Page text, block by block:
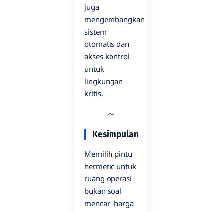
juga
mengembangkan
sistem
otomatis dan
akses kontrol
untuk
lingkungan
kritis.
Kesimpulan
Memilih pintu
hermetic untuk
ruang operasi
bukan soal
mencari harga